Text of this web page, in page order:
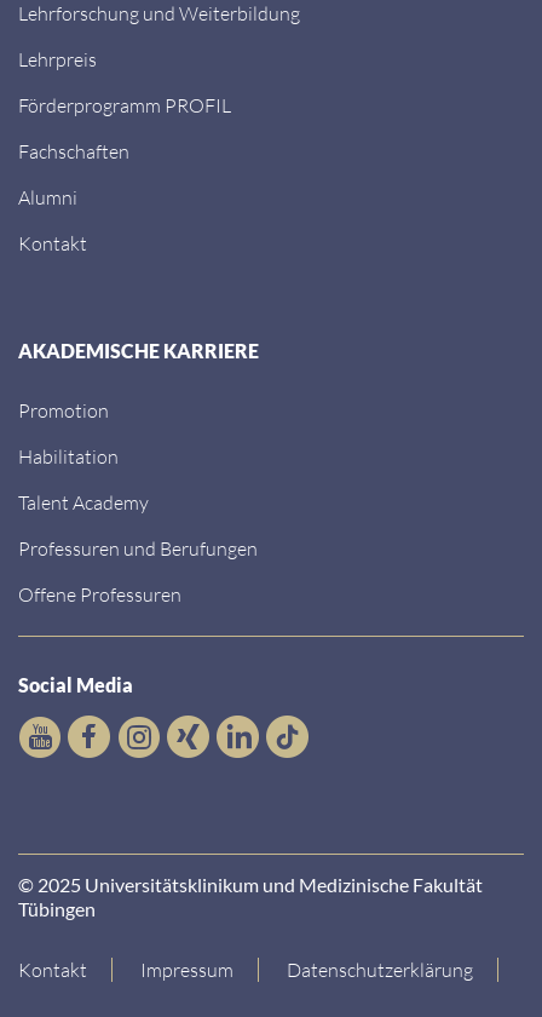
Lehrforschung und Weiterbildung
Lehrpreis
Förderprogramm PROFIL
Fachschaften
Alumni
Kontakt
AKADEMISCHE KARRIERE
Promotion
Habilitation
Talent Academy
Professuren und Berufungen
Offene Professuren
Social Media
© 2025 Universitätsklinikum und Medizinische Fakultät
Tübingen
Kontakt Impressum Datenschutzerklärung